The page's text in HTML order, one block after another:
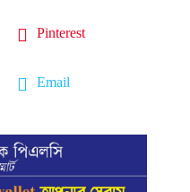
Pinterest
Email